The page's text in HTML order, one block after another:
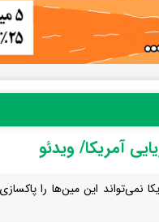
آمریکا/ ویدئو
این مین‌ها را